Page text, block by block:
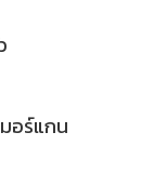
อร์แกน